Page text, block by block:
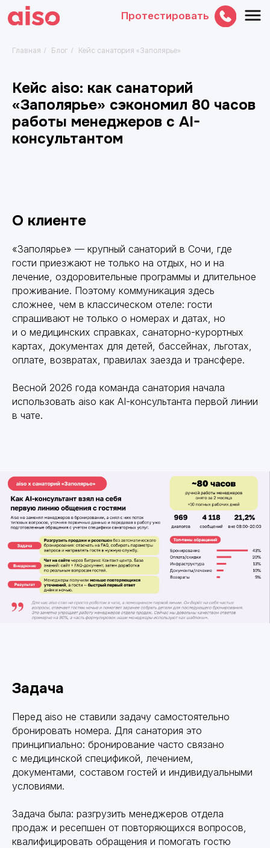
Протестировать
Главная / Блог / Кейс санатория «Заполярье»
Кейс aiso: как санаторий
«Заполярье» сэкономил 80 часов
работы менеджеров с AI-
консультантом
О клиенте
«Заполярье» — крупный санаторий в Сочи, где
гости приезжают не только на отдых, но и на
лечение, оздоровительные программы и длительное
проживание. Поэтому коммуникация здесь
сложнее, чем в классическом отеле: гости
спрашивают не только о номерах и датах, но
и о медицинских справках, санаторно-курортных
картах, документах для детей, бассейнах, льготах,
оплате, возвратах, правилах заезда и трансфере.
Весной 2026 года команда санатория начала
использовать aiso как AI-консультанта первой линии
в чате.
Задача
Перед aiso не ставили задачу самостоятельно
бронировать номера. Для санатория это
принципиально: бронирование часто связано
с медицинской спецификой, лечением,
документами, составом гостей и индивидуальными
условиями.
Задача была: разгрузить менеджеров отдела
продаж и ресепшен от повторяющихся вопросов,
квалифицировать обращения и помогать гостю